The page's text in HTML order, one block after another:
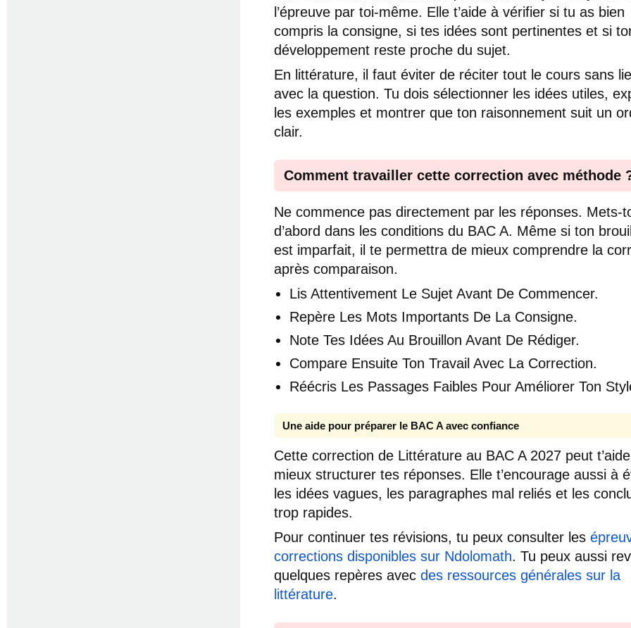
l’épreuve par toi-même. Elle t’aide à vérifier si tu as bien
compris la consigne, si tes idées sont pertinentes et si
développement reste proche du sujet.
En littérature, il faut éviter de réciter tout le cours sans
avec la question. Tu dois sélectionner les idées utiles,
les exemples et montrer que ton raisonnement suit un
clair.
Comment travailler cette correction avec méthode
Ne commence pas directement par les réponses. Mets-
d’abord dans les conditions du BAC A. Même si ton
est imparfait, il te permettra de mieux comprendre la
après comparaison.
Lis Attentivement Le Sujet Avant De Commencer.
Repère Les Mots Importants De La Consigne.
Note Tes Idées Au Brouillon Avant De Rédiger.
Compare Ensuite Ton Travail Avec La Correction.
Réécris Les Passages Faibles Pour Améliorer Ton
Une aide pour préparer le BAC A avec confiance
Cette correction de Littérature au BAC A 2027 peut
mieux structurer tes réponses. Elle t’encourage aussi à
les idées vagues, les paragraphes mal reliés et les
trop rapides.
Pour continuer tes révisions, tu peux consulter les
corrections disponibles sur Ndolomath. Tu peux aussi
quelques repères avec des ressources générales sur la
littérature.